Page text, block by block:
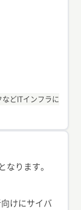
などITインフラに
なります。
けにサイバ